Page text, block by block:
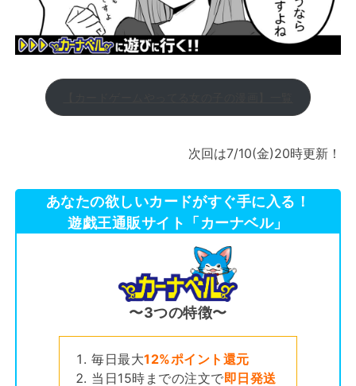
次回は7/10(金)20時更新！
あなたの欲しいカードがすぐ手に入る！
遊戯王通販サイト「カーナベル」
〜3つの特徴〜
毎日最大12%ポイント還元
当日15時までの注文で即日発送